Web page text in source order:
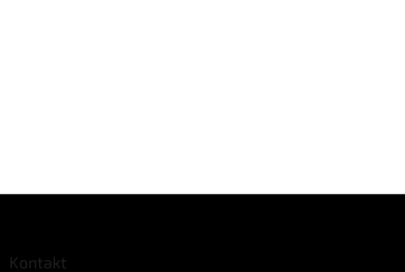
Kontakt